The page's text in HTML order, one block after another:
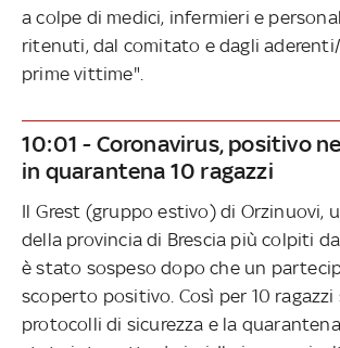
a colpe di medici, infermieri e
ritenuti, dal comitato e dagli
prime vittime".
10:01 - Coronavirus, positivo
in quarantena 10 ragazzi
Il Grest (gruppo estivo) di Orzinuovi,
della provincia di Brescia più colpiti
è stato sospeso dopo che un
scoperto positivo. Così per 10
protocolli di sicurezza e la